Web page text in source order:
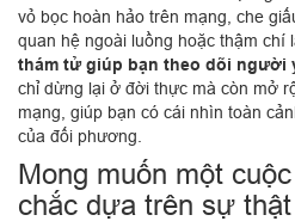
vỏ bọc hoàn hảo trên mạng, che
quan hệ ngoài luồng hoặc thậm chí
thám tử giúp bạn theo dõi người
chỉ dừng lại ở đời thực mà còn mở
mạng, giúp bạn có cái nhìn toàn
của đối phương.
Mong muốn một
chắc dựa trên sự thật